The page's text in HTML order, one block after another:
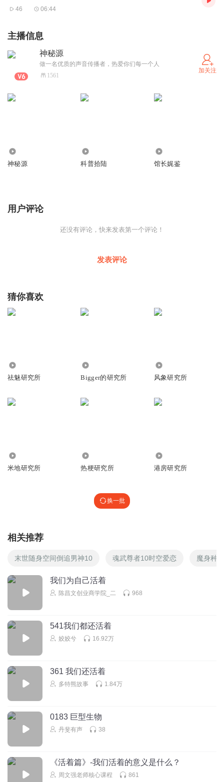
46 06:44
主播信息
神秘源
做一名优质的声音传播者，热爱你们每一个人
1561
加关注
神秘源 科普拾陆 馆长娓鉴
用户评论
还没有评论，快来发表第一个评论！
发表评论
猜你喜欢
祛魅研究所 Bigger的研究所 风象研究所
米地研究所 热梗研究所 港房研究所
换一批
相关推荐
末世随身空间倒追男神10 魂武尊者10时空爱恋 魔身种道
我们为自己活着
陈昌文创业商学院_二 968
541我们都还活着
姣姣兮 16.92万
361 我们还活着
多特熊故事 1.84万
0183 巨型生物
丹斐有声 38
《活着篇》-我们活着的意义是什么？
周文强老师核心课程 861